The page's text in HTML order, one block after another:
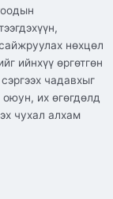
нөхцөл
ийнхүү өргөтгөн
чадавхыг
их өгөгдөлд
чухал алхам